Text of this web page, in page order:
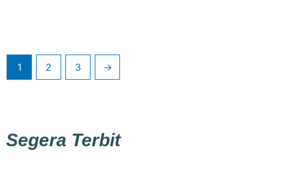
1 2 3 →
Segera Terbit